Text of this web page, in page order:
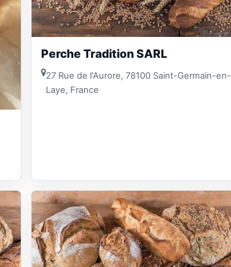
Perche Tradition SARL
27 Rue de l'Aurore, 78100 Saint-Germain-en-
Laye, France